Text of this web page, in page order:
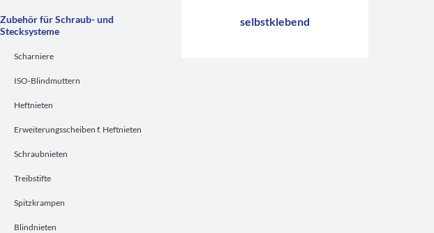
Zubehör für Schraub- und
Stecksysteme
Scharniere
ISO-Blindmuttern
Heftnieten
Erweiterungsscheiben f. Heftnieten
Schraubnieten
Treibstifte
Spitzkrampen
Blindnieten
selbstklebend